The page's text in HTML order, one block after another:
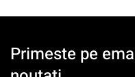
Primeste pe